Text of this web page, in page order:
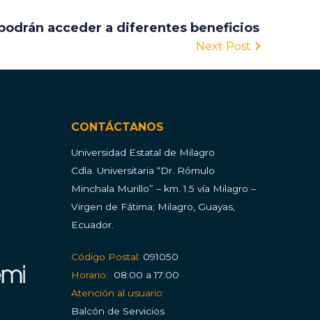
acceder a diferentes beneficios
Next Post
CONTÁCTANOS
Universidad Estatal de Milagro
Cdla. Universitaria “Dr. Rómulo
Minchala Murillo” – km. 1.5 vía Milagro –
Virgen de Fátima; Milagro, Guayas,
Ecuador.
Código Postal: 091050
Horario:
08:00 a 17:00
Atención al usuario:
Balcón de Servicios